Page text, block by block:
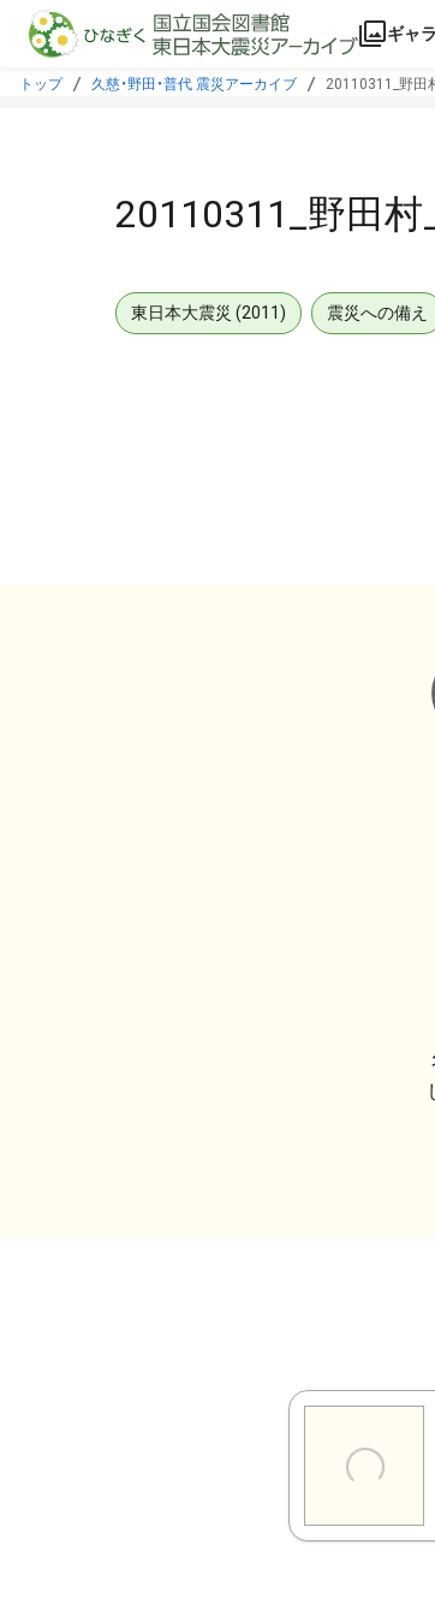
本文に飛ぶ
ギャ
トップ 久慈・野田・普代 震災アーカイブ 20110311_野田
20110311_野田村
東日本大震災 (2011) 震災への備え